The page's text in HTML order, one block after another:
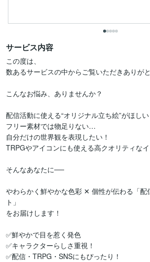
サービス内容
この度は、
数あるサービスの中からご覧いただきありが
こんなお悩み、ありませんか？
配信活動に使える“オリジナル立ち絵”がほしい
フリー素材では物足りない…
自分だけの世界観を表現したい！
TRPGやアイコンにも使える高クオリティな
そんなあなたに──
やわらかく鮮やかな色彩 ✕ 個性が伝わる「配
ト」
をお届けします！
✅鮮やかで目を惹く発色
✅キャラクターらしさ重視！
✅配信・TRPG・SNSにもぴったり！